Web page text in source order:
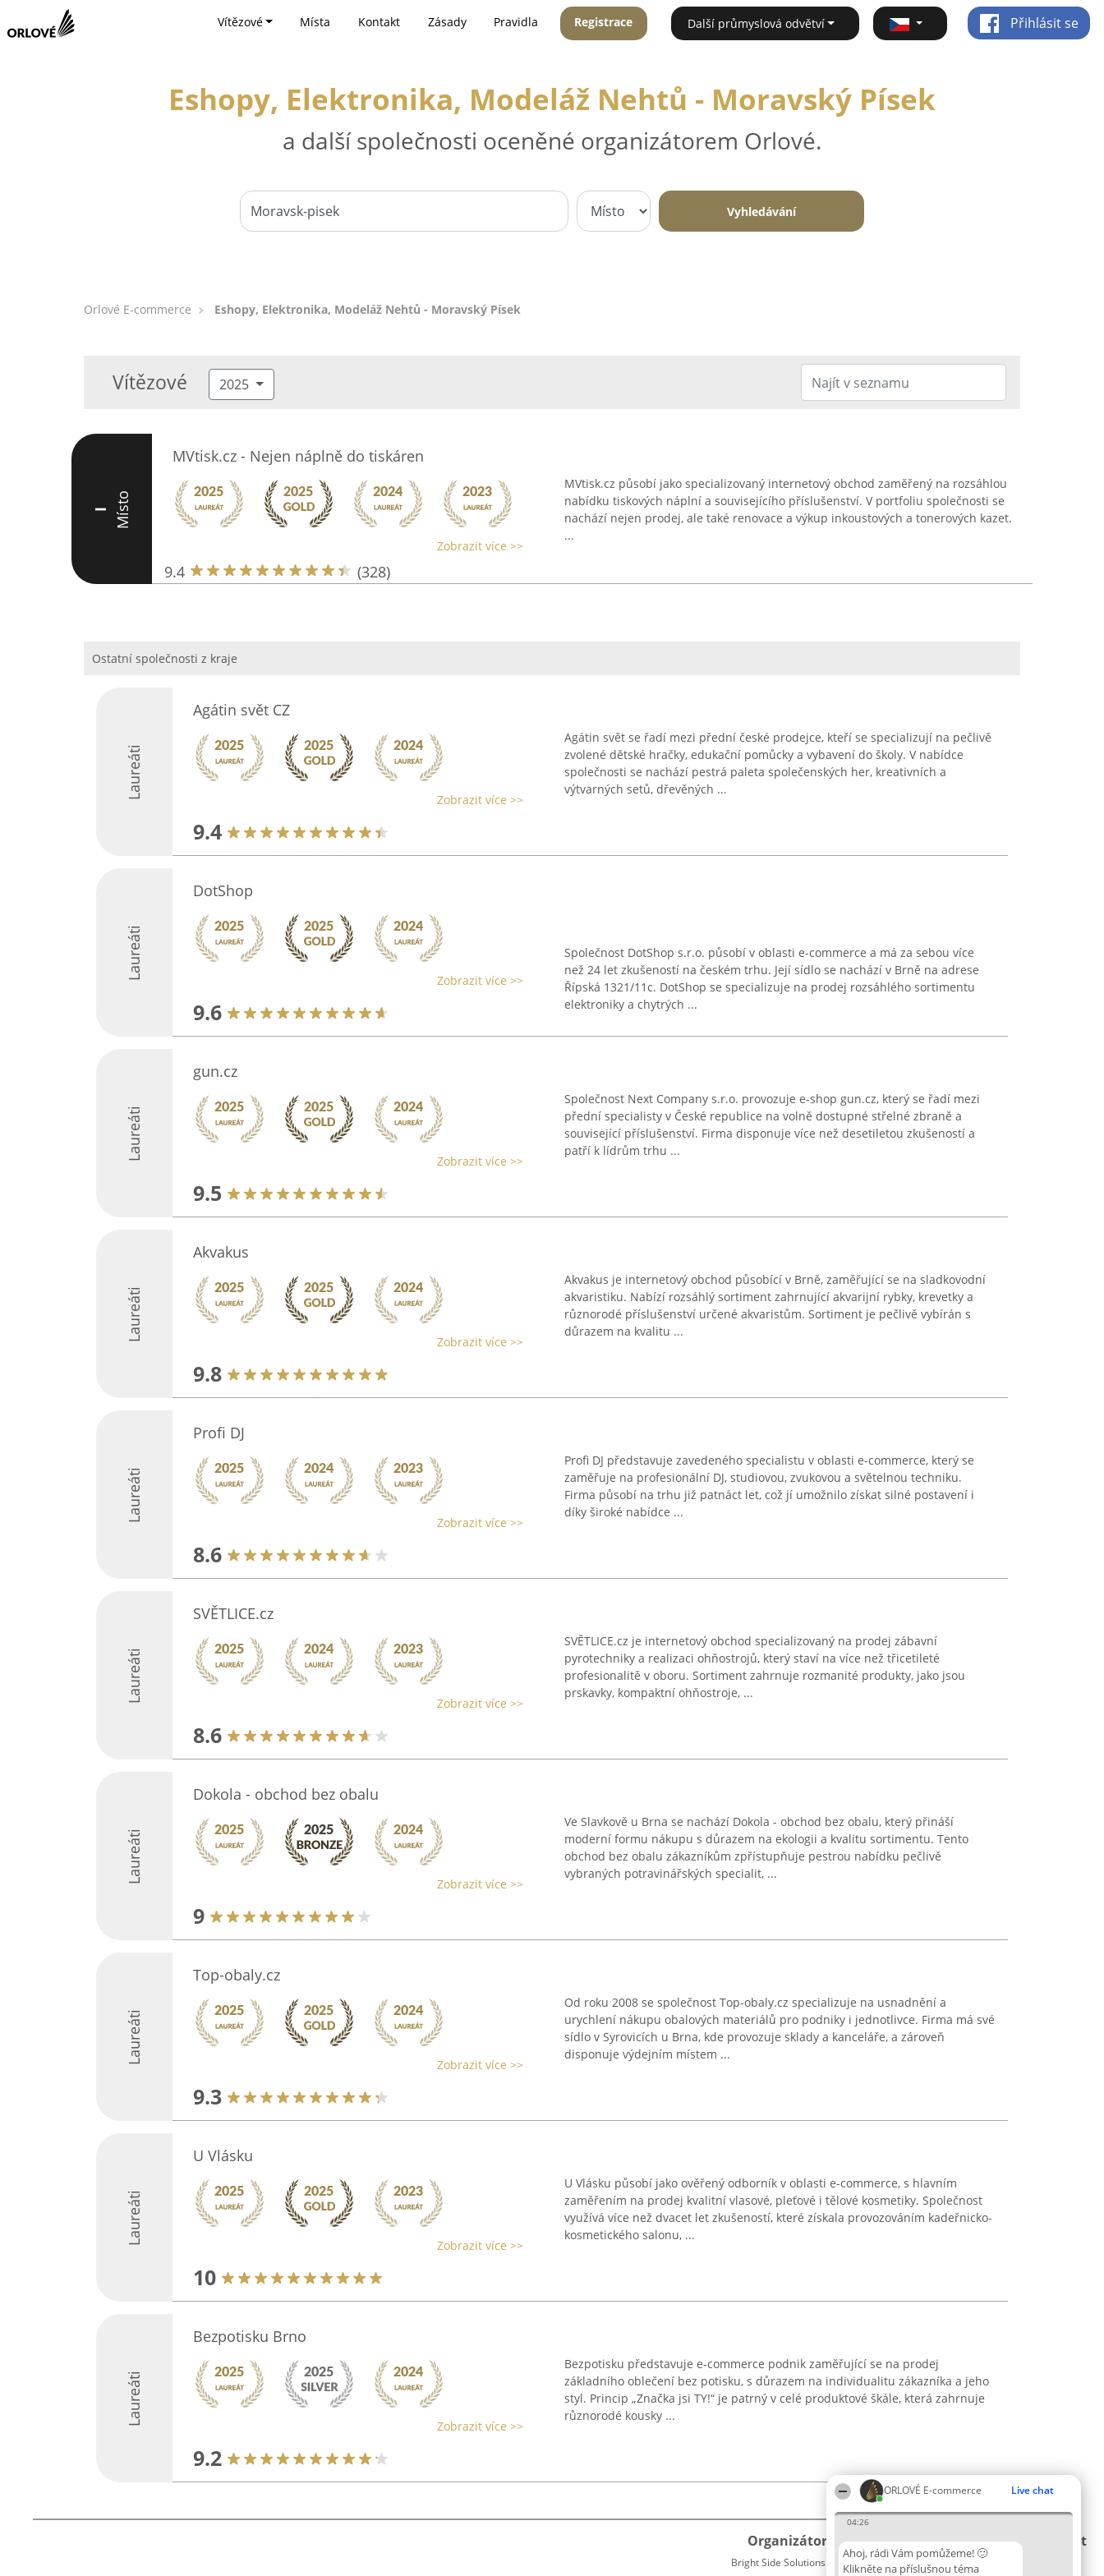
ORLOVÉ E-commerce Live chat
04:26
Ahoj, rádi Vám pomůžeme! 🙂
Klikněte na příslušnou téma
Vítězové Místa Kontakt Zásady Pravidla Registrace Další průmyslová odvětví Přihlásit se
Eshopy, Elektronika, Modeláž Nehtů - Moravský Písek
a další společnosti oceněné organizátorem Orlové.
Vyhledávání
Orlové E-commerce Eshopy, Elektronika, Modeláž Nehtů - Moravský Písek
Vítězové 2025
I Místo
MVtisk.cz - Nejen náplně do tiskáren
Zobrazit více >>
9.4 (328)
MVtisk.cz působí jako specializovaný internetový obchod zaměřený na rozsáhlou
nabídku tiskových náplní a souvisejícího příslušenství. V portfoliu společnosti se
nachází nejen prodej, ale také renovace a výkup inkoustových a tonerových kazet.
...
Ostatní společnosti z kraje
Laureáti
Agátin svět CZ
Zobrazit více >>
9.4
Agátin svět se řadí mezi přední české prodejce, kteří se specializují na pečlivě
zvolené dětské hračky, edukační pomůcky a vybavení do školy. V nabídce
společnosti se nachází pestrá paleta společenských her, kreativních a
výtvarných setů, dřevěných ...
Laureáti
DotShop
Zobrazit více >>
9.6
Společnost DotShop s.r.o. působí v oblasti e-commerce a má za sebou více
než 24 let zkušeností na českém trhu. Její sídlo se nachází v Brně na adrese
Řípská 1321/11c. DotShop se specializuje na prodej rozsáhlého sortimentu
elektroniky a chytrých ...
Laureáti
gun.cz
Zobrazit více >>
9.5
Společnost Next Company s.r.o. provozuje e-shop gun.cz, který se řadí mezi
přední specialisty v České republice na volně dostupné střelné zbraně a
související příslušenství. Firma disponuje více než desetiletou zkušeností a
patří k lídrům trhu ...
Laureáti
Akvakus
Zobrazit více >>
9.8
Akvakus je internetový obchod působící v Brně, zaměřující se na sladkovodní
akvaristiku. Nabízí rozsáhlý sortiment zahrnující akvarijní rybky, krevetky a
různorodé příslušenství určené akvaristům. Sortiment je pečlivě vybírán s
důrazem na kvalitu ...
Laureáti
Profi DJ
Zobrazit více >>
8.6
Profi DJ představuje zavedeného specialistu v oblasti e-commerce, který se
zaměřuje na profesionální DJ, studiovou, zvukovou a světelnou techniku.
Firma působí na trhu již patnáct let, což jí umožnilo získat silné postavení i
díky široké nabídce ...
Laureáti
SVĚTLICE.cz
Zobrazit více >>
8.6
SVĚTLICE.cz je internetový obchod specializovaný na prodej zábavní
pyrotechniky a realizaci ohňostrojů, který staví na více než třicetileté
profesionalitě v oboru. Sortiment zahrnuje rozmanité produkty, jako jsou
prskavky, kompaktní ohňostroje, ...
Laureáti
Dokola - obchod bez obalu
Zobrazit více >>
9
Ve Slavkově u Brna se nachází Dokola - obchod bez obalu, který přináší
moderní formu nákupu s důrazem na ekologii a kvalitu sortimentu. Tento
obchod bez obalu zákazníkům zpřístupňuje pestrou nabídku pečlivě
vybraných potravinářských specialit, ...
Laureáti
Top-obaly.cz
Zobrazit více >>
9.3
Od roku 2008 se společnost Top-obaly.cz specializuje na usnadnění a
urychlení nákupu obalových materiálů pro podniky i jednotlivce. Firma má své
sídlo v Syrovicích u Brna, kde provozuje sklady a kanceláře, a zároveň
disponuje výdejním místem ...
Laureáti
U Vlásku
Zobrazit více >>
10
U Vlásku působí jako ověřený odborník v oblasti e-commerce, s hlavním
zaměřením na prodej kvalitní vlasové, pleťové i tělové kosmetiky. Společnost
využívá více než dvacet let zkušeností, které získala provozováním kadeřnicko-
kosmetického salonu, ...
Laureáti
Bezpotisku Brno
Zobrazit více >>
9.2
Bezpotisku představuje e-commerce podnik zaměřující se na prodej
základního oblečení bez potisku, s důrazem na individualitu zákazníka a jeho
styl. Princip „Značka jsi TY!“ je patrný v celé produktové škále, která zahrnuje
různorodé kousky ...
Organizátor hlasování
Bright Side Solutions sp. z o. o. sp. k.
Plebiscyt
Vítězové
Kontakt